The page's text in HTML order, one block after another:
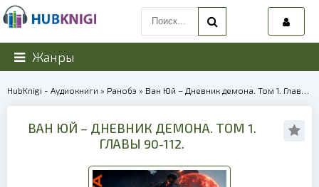
Жанры
HubKnigi - Аудиокниги » Ранобэ » Ван Юй – Дневник демона. Том 1. Главы 90-112. | 40287
ВАН ЮЙ – ДНЕВНИК ДЕМОНА. ТОМ 1.
ГЛАВЫ 90-112.